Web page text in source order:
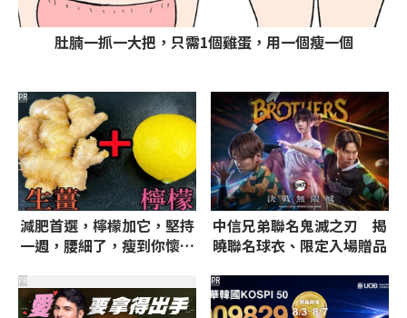
肚腩一抓一大把，只需1個雞蛋，用一個瘦一個
減肥首選，檸檬加它，堅持
一週，腰細了，瘦到你懷疑
PR
中信兄弟聯名鬼滅之刃 揭
曉聯名球衣、限定入場贈品
PR PR